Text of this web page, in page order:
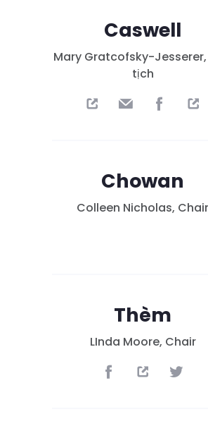
Caswell
Mary Gratcofsky-Jesserer,
tịch
Chowan
Colleen Nicholas, Chair
Thèm
LInda Moore, Chair